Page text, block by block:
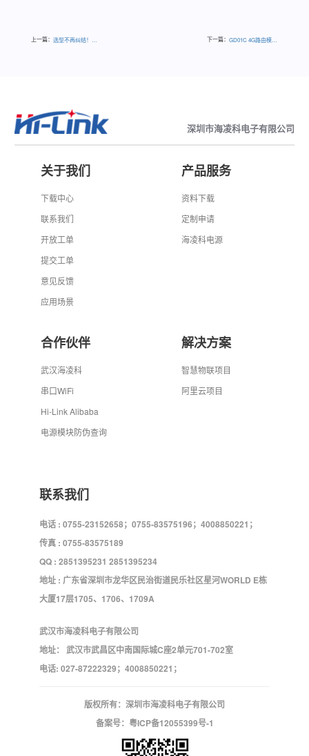
上一篇： 下一篇： GD01C 4G路由模组：串口转4G/WiFi/网口通信
深圳市海凌科电子有限公司
关于我们
下载中心
联系我们
开放工单
提交工单
意见反馈
应用场景
产品服务
资料下载
定制申请
海凌科电源
合作伙伴
武汉海凌科
串口WiFi
Hi-Link Alibaba
电源模块防伪查询
解决方案
智慧物联项目
阿里云项目
联系我们
电话 : 0755-23152658；0755-83575196；4008850221；
传真 : 0755-83575189
QQ : 2851395231 2851395234
地址 : 广东省深圳市龙华区民治街道民乐社区星河WORLD E栋
大厦17层1705、1706、1709A
武汉市海凌科电子有限公司
地址： 武汉市武昌区中南国际城C座2单元701-702室
电话: 027-87222329；4008850221；
版权所有：深圳市海凌科电子有限公司
备案号： 粤ICP备12055399号-1